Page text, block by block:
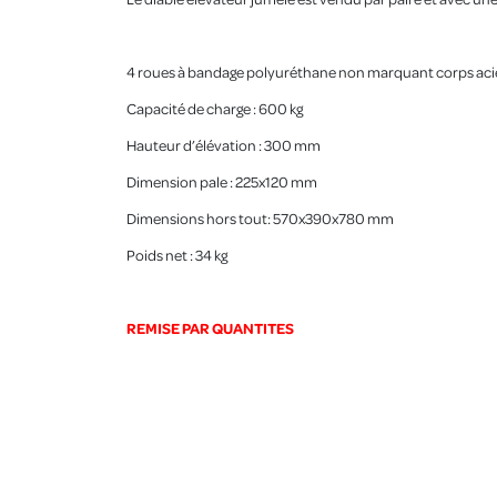
4 roues à bandage polyuréthane non marquant corps
Capacité de charge : 600 kg
Hauteur d’élévation : 300 mm
Dimension pale : 225x120 mm
Dimensions hors tout: 570x390x780 mm
Poids net : 34 kg
REMISE PAR QUANTITES